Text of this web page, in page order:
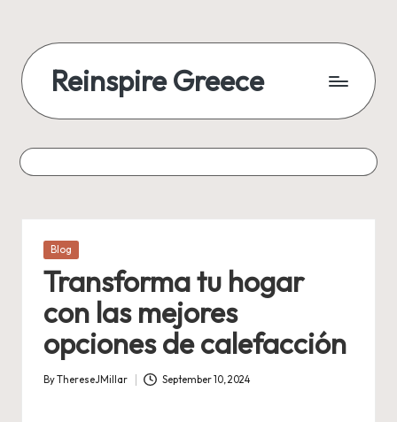
Reinspire Greece
Posted
Blog
Transforma tu hogar
con las mejores
opciones de calefacción
Posted
ByThereseJMillar September 10, 2024